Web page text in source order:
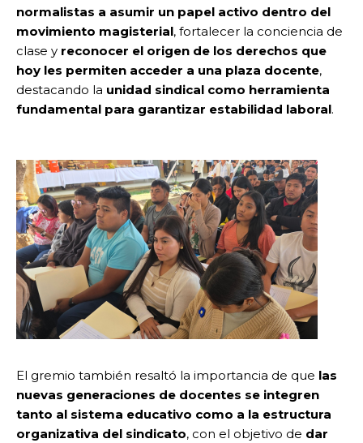
normalistas a asumir un papel activo dentro del
movimiento magisterial, fortalecer la conciencia de
clase y reconocer el origen de los derechos que
hoy les permiten acceder a una plaza docente,
destacando la unidad sindical como herramienta
fundamental para garantizar estabilidad laboral.
El gremio también resaltó la importancia de que las
nuevas generaciones de docentes se integren
tanto al sistema educativo como a la estructura
organizativa del sindicato, con el objetivo de dar